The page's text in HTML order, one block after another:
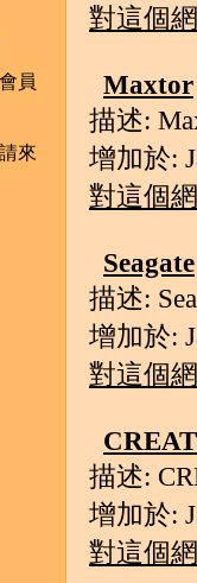
員
來
對這個
Maxtor
描述:
增加於:
對這個
Seagate
描述:
增加於:
對這個
描述:
增加於:
對這個